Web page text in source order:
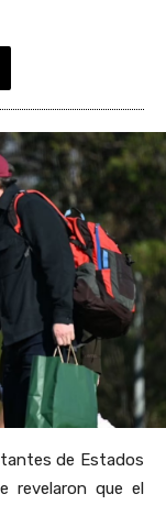
de Estados
revelaron que el